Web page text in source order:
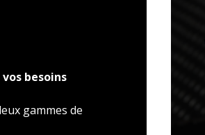
besoins
gammes de